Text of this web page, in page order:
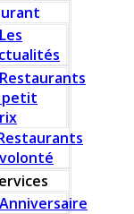
Les
Restaurants
petit
Anniversaire